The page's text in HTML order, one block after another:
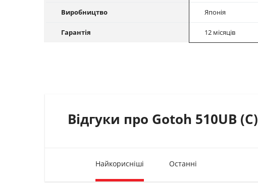
Виробництво Японія
Гарантія 12 місяців
Відгуки про Gotoh 510UB (C)
Найкорисніші Останні